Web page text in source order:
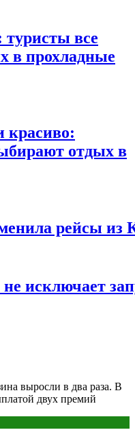
туристы все
в прохладные
красиво:
отдых в
рейсы из
исключает
выросли в два раза. В
двух премий